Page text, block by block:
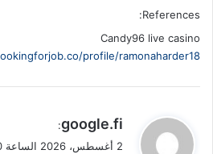
References:
Candy96 live casino
profile/ramonaharder18
ي
ق
google.fi
:
2 أغسطس، 2026 الساعة 7:40 م